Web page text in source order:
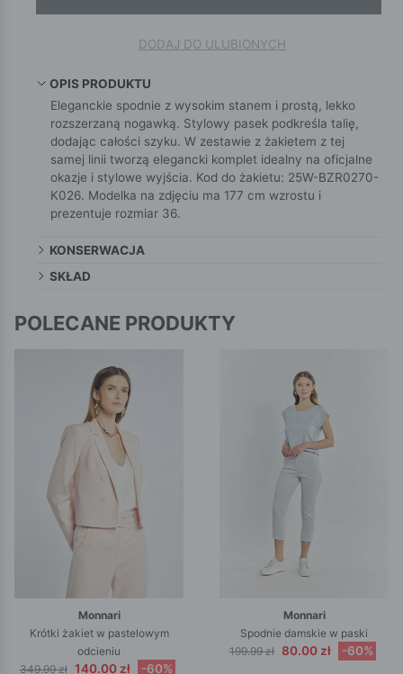
DODAJ DO ULUBIONYCH
OPIS PRODUKTU
Eleganckie spodnie z wysokim stanem i prostą, lekko
rozszerzaną nogawką. Stylowy pasek podkreśla talię,
dodając całości szyku. W zestawie z żakietem z tej
samej linii tworzą elegancki komplet idealny na oficjalne
okazje i stylowe wyjścia. Kod do żakietu: 25W-BZR0270-
K026. Modelka na zdjęciu ma 177 cm wzrostu i
prezentuje rozmiar 36.
KONSERWACJA
SKŁAD
POLECANE PRODUKTY
Monnari
Krótki żakiet w pastelowym
odcieniu
349.99 zł 140.00 zł -60%
Monnari
Spodnie damskie w paski
199.99 zł 80.00 zł -60%